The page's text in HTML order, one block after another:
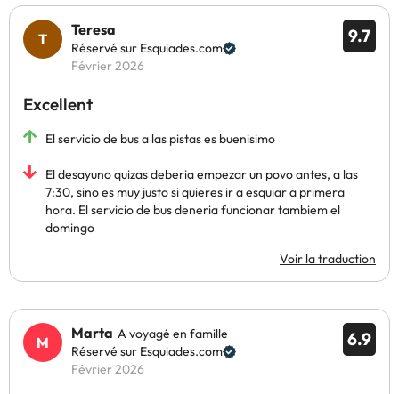
9.7
Teresa
Réservé sur Esquiades.com
Février 2026
Excellent
El servicio de bus a las pistas es buenisimo
El desayuno quizas deberia empezar un povo antes, a las
7:30, sino es muy justo si quieres ir a esquiar a primera
hora. El servicio de bus deneria funcionar tambiem el
domingo
Voir la traduction
6.9
Marta A voyagé en famille
Réservé sur Esquiades.com
Février 2026